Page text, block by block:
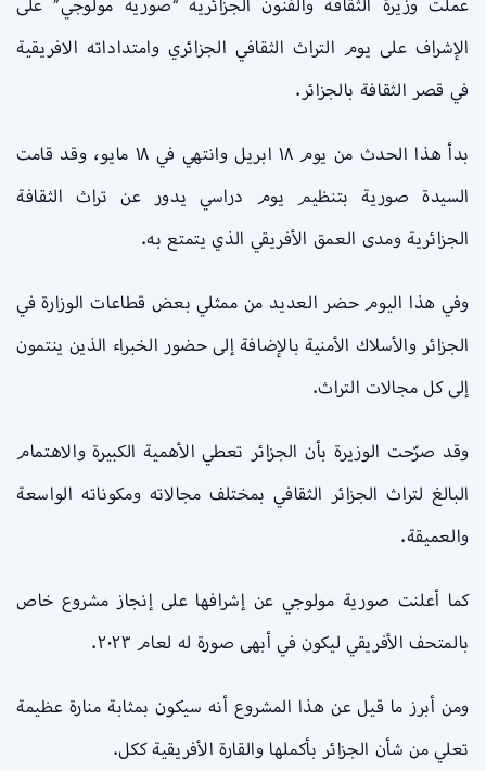
عملت وزيرة الثقافة والفنون الجزائرية “صورية مولوجي” على
الإشراف على يوم التراث الثقافي الجزائري وامتداداته الافريقية
في قصر الثقافة بالجزائر.
بدأ هذا الحدث من يوم ١٨ ابريل وانتهي في ١٨ مايو، وقد قامت
السيدة صورية بتنظيم يوم دراسي يدور عن تراث الثقافة
الجزائرية ومدى العمق الأفريقي الذي يتمتع به.
وفي هذا اليوم حضر العديد من ممثلي بعض قطاعات الوزارة في
الجزائر والأسلاك الأمنية بالإضافة إلى حضور الخبراء الذين ينتمون
إلى كل مجالات التراث.
وقد صرّحت الوزيرة بأن الجزائر تعطي الأهمية الكبيرة والاهتمام
البالغ لتراث الجزائر الثقافي بمختلف مجالاته ومكوناته الواسعة
والعميقة.
كما أعلنت صورية مولوجي عن إشرافها على إنجاز مشروع خاص
بالمتحف الأفريقي ليكون في أبهى صورة له لعام ٢٠٢٣.
ومن أبرز ما قيل عن هذا المشروع أنه سيكون بمثابة منارة عظيمة
تعلي من شأن الجزائر بأكملها والقارة الأفريقية ككل.